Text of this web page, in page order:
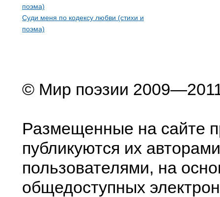
поэма)
Суди меня по кодексу любви (стихи и
поэма)
© Мир поэзии
Размещенные на сайте
публикуются их
пользователями, на
общедоступных